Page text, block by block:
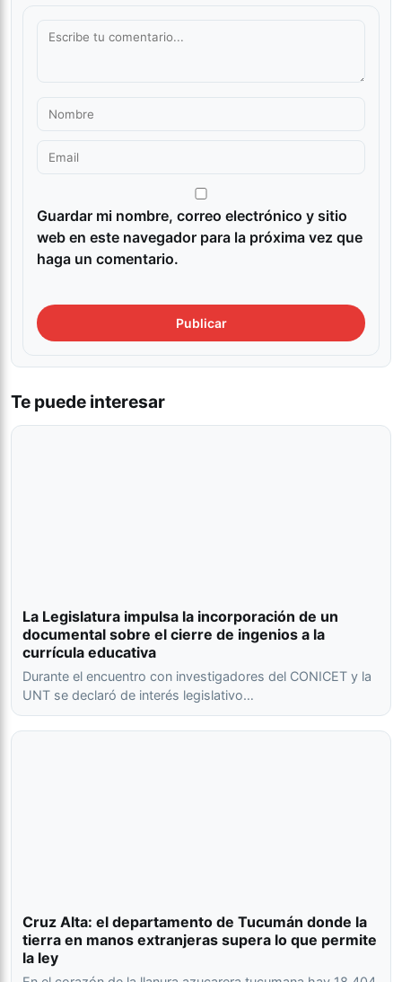
Guardar mi nombre, correo electrónico y sitio
web en este navegador para la próxima vez que
haga un comentario.
Te puede interesar
La Legislatura impulsa la incorporación de un
documental sobre el cierre de ingenios a la
currícula educativa
Durante el encuentro con investigadores del CONICET y la
UNT se declaró de interés legislativo…
Cruz Alta: el departamento de Tucumán donde la
tierra en manos extranjeras supera lo que permite
la ley